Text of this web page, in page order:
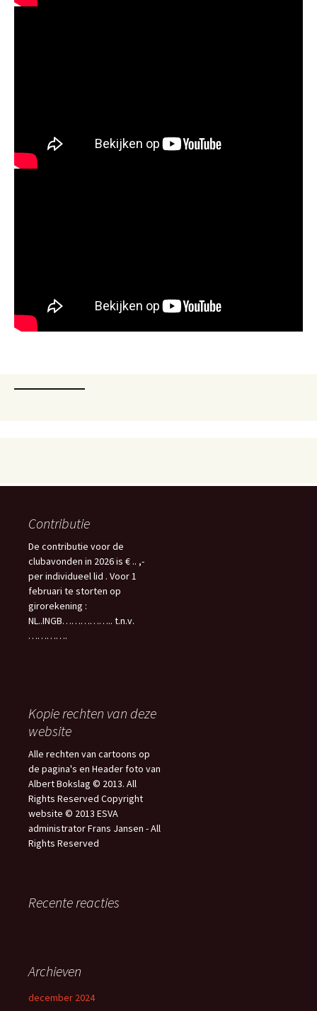
Contributie
De contributie voor de
clubavonden in 2026 is € .. ,-
per individueel lid . Voor 1
februari te storten op
girorekening :
NL..INGB…………….. t.n.v.
………….
Kopie rechten van deze
website
Alle rechten van cartoons op
de pagina's en Header foto van
Albert Bokslag © 2013. All
Rights Reserved Copyright
website © 2013 ESVA
administrator Frans Jansen - All
Rights Reserved
Recente reacties
Archieven
december 2024